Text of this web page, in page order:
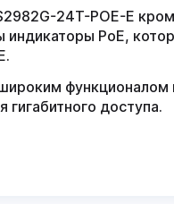
24T-POE-E
PoE,
функционалом
доступа.